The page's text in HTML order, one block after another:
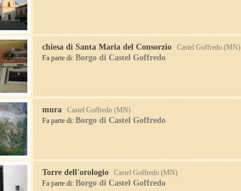
chiesa di Santa Maria del Consorzio
Castel Goffredo (MN)
Fa parte di: Borgo di Castel Goffredo
mura
Castel Goffredo (MN)
Fa parte di: Borgo di Castel Goffredo
Torre dell'orologio
Castel Goffredo (MN)
Fa parte di: Borgo di Castel Goffredo